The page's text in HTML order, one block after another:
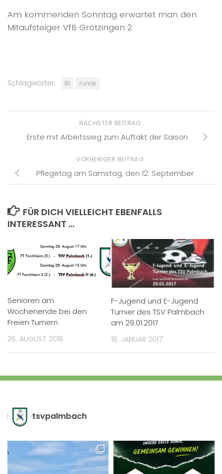
Am kommenden Sonntag erwartet man den
Mitaufsteiger VfB Grötzingen 2.
Schlagwörter: B1 runde
NÄCHSTER BEITRAG
Erste mit Arbeitssieg zum Auftakt der Saison
VORHERIGER BEITRAG
Pflegetag am Samstag, den 12. September
FÜR DICH VIELLEICHT EBENFALLS
INTERESSANT …
Senioren am
Wochenende bei den
Freien Turnern
26. AUGUST 2016
F-Jugend und E-Jugend
Turnier des TSV Palmbach
am 29.01.2017
16. JANUAR 2017
tsvpalmbach